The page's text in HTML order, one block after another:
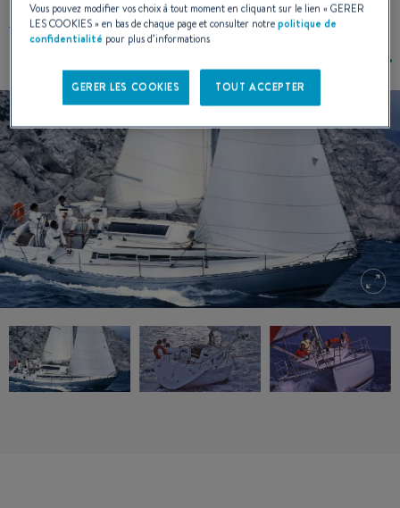
Vous pouvez modifier vos choix à tout moment en cliquant sur le lien «GERER
LES COOKIES» en bas de chaque page et consulter notrepolitique de
confidentialité pour plus d’informations
GERER LES COOKIES TOUT ACCEPTER